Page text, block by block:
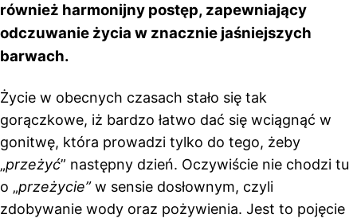
również harmonijny postęp, zapewniający
odczuwanie życia w znacznie jaśniejszych
barwach.
Życie w obecnych czasach stało się tak
gorączkowe, iż bardzo łatwo dać się wciągnąć w
gonitwę, która prowadzi tylko do tego, żeby
„przeżyć” następny dzień. Oczywiście nie chodzi tu
o „przeżycie”w sensie dosłownym, czyli
zdobywanie wody oraz pożywienia. Jest to pojęcie